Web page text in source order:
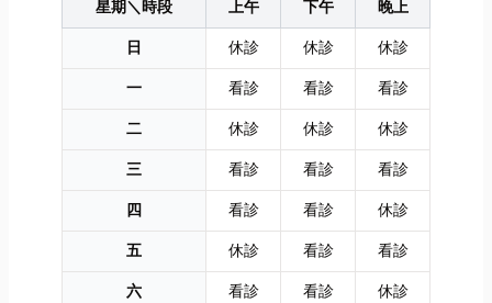
星期＼時段 上午 下午
晚上
日
休診 休診
休診
一
看診 看診
看診
二
休診 休診
休診
三
看診 看診
看診
四
看診 看診
休診
五
休診 看診
看診
六
看診 看診 休診